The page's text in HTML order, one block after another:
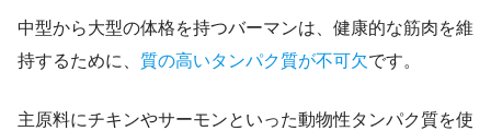
中型から大型の体格を持つバーマンは、健康的な筋肉を維
持するために、 質の高いタンパク質が不可欠です。
主原料にチキンやサーモンといった動物性タンパク質を使